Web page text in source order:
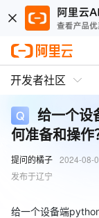
开发者社区
给一个设
何准备和操作
提问的橘子 2024-08-
发布于辽宁
给一个设备端